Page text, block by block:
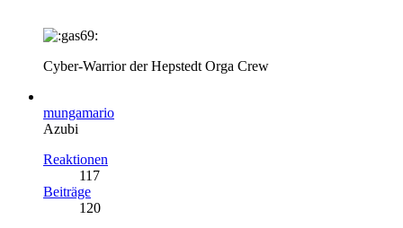
Cyber-Warrior der Hepstedt Orga Crew
mungamario
Azubi
Reaktionen
117
Beiträge
120